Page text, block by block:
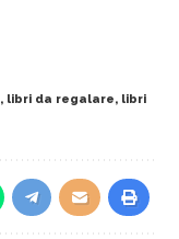
, libri da regalare, libri